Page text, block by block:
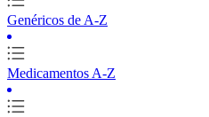
Genéricos de A-Z
Medicamentos A-Z